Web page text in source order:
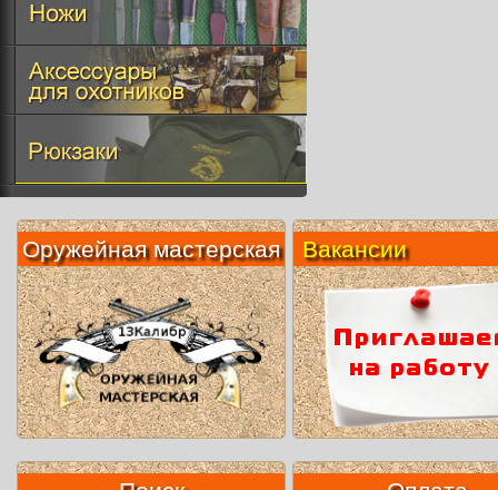
Оружейная мастерскаяВакансии